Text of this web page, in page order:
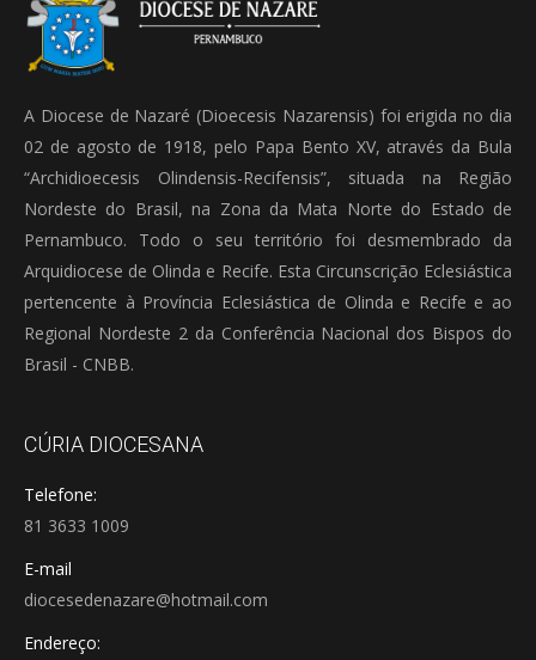
A Diocese de Nazaré (Dioecesis Nazarensis) foi erigida no dia
02 de agosto de 1918, pelo Papa Bento XV, através da Bula
“Archidioecesis Olindensis-Recifensis”, situada na Região
Nordeste do Brasil, na Zona da Mata Norte do Estado de
Pernambuco. Todo o seu território foi desmembrado da
Arquidiocese de Olinda e Recife. Esta Circunscrição Eclesiástica
pertencente à Província Eclesiástica de Olinda e Recife e ao
Regional Nordeste 2 da Conferência Nacional dos Bispos do
Brasil - CNBB.
CÚRIA DIOCESANA
Telefone:
81 3633 1009
E-mail
diocesedenazare@hotmail.com
Endereço: